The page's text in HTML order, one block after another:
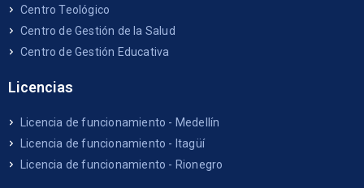
Centro Teológico
Centro de Gestión de la Salud
Centro de Gestión Educativa
Licencias
Licencia de funcionamiento - Medellín
Licencia de funcionamiento - Itagüí
Licencia de funcionamiento - Rionegro